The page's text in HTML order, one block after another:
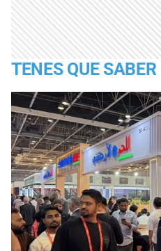
TENES QUE SABER